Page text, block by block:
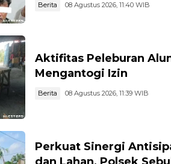
Berita 08 Agustus 2026, 11:40 WIB
Aktifitas Peleburan
Mengantogi Izin
Berita 08 Agustus 2026, 11:39 WIB
Perkuat Sinergi